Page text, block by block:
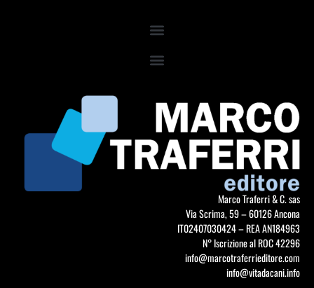
Marco Traferri & C. sas
Via Scrima, 59 – 60126 Ancona
IT02407030424 – REA AN184963
N° Iscrizione al ROC 42296
info@marcotraferrieditore.com
info@vitadacani.info